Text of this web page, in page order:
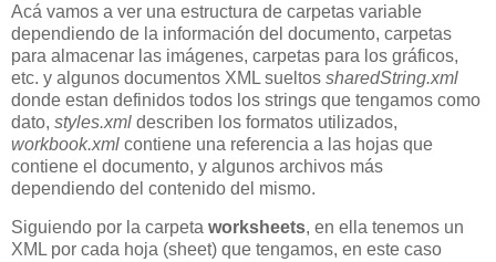
Acá vamos a ver una estructura de carpetas variable
dependiendo de la información del documento, carpetas
para almacenar las imágenes, carpetas para los gráficos,
etc. y algunos documentos XML sueltos sharedString.xml
donde estan definidos todos los strings que tengamos como
dato, styles.xml describen los formatos utilizados,
workbook.xml contiene una referencia a las hojas que
contiene el documento, y algunos archivos más
dependiendo del contenido del mismo.
Siguiendo por la carpeta worksheets, en ella tenemos un
XML por cada hoja (sheet) que tengamos, en este caso